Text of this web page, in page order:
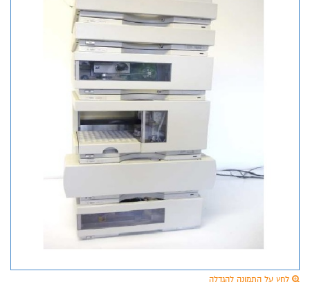
לחץ על התמונה להגדלה